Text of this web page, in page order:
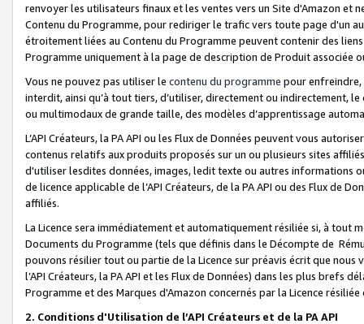
renvoyer les utilisateurs finaux et les ventes vers un Site d'Amazon et
Contenu du Programme, pour rediriger le trafic vers toute page d'un
étroitement liées au Contenu du Programme peuvent contenir des
Programme uniquement à la page de description de Produit associée
Vous ne pouvez pas utiliser le contenu du programme pour
interdit, ainsi qu’à tout tiers, d’utiliser, directement ou indirectement,
ou multimodaux de grande taille, des modèles d’apprentissage
L’API Créateurs, la PA API ou les Flux de Données peuvent vous
contenus relatifs aux produits proposés sur un ou plusieurs sites
d'utiliser lesdites données, images, ledit texte ou autres informations
de licence applicable de l’API Créateurs, de la PA API ou des Flux de
affiliés.
La Licence sera immédiatement et automatiquement résiliée si, à
Documents du Programme (tels que définis dans le Décompte de
pouvons résilier tout ou partie de la Licence sur préavis écrit que
l’API Créateurs, la PA API et les Flux de Données) dans les plus
Programme et des Marques d'Amazon concernés par la Licence
2. Conditions d'Utilisation de l’API Créateurs et de la PA API